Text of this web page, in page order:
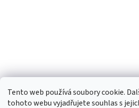
Tento web používá soubory cookie.
tohoto webu vyjadřujete souhlas s